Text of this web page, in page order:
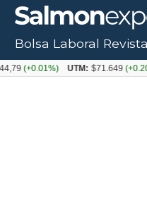
Bolsa Laboral
UTM: $71.649(+0.20%)